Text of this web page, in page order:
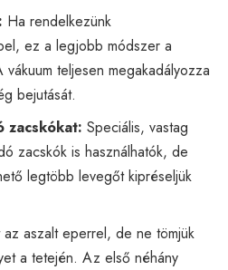
Ha rendelkezünk
ez a legjobb módszer a
teljesen megakadályozza
bejutását.
zacskókat: Speciális, vastag
zacskók is használhatók, de
legtöbb levegőt kipréseljük
aszalt eperrel, de ne tömjük
a tetején. Az első néhány